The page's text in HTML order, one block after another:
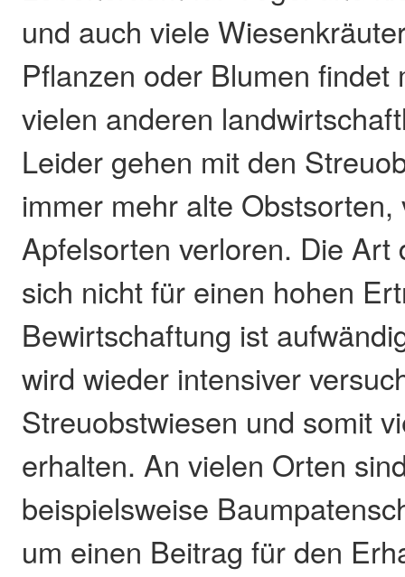
und auch viele
Pflanzen oder Blumen findet
vielen anderen
Leider gehen mit den
immer mehr alte Obstsorten,
Apfelsorten verloren. Die Art
sich nicht für einen hohen
Bewirtschaftung ist
wird wieder intensiver
Streuobstwiesen und somit
erhalten. An vielen Orten
beispielsweise
um einen Beitrag für den